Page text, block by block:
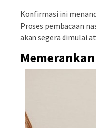
Konfirmasi ini
Proses pembacaan
akan segera dimulai